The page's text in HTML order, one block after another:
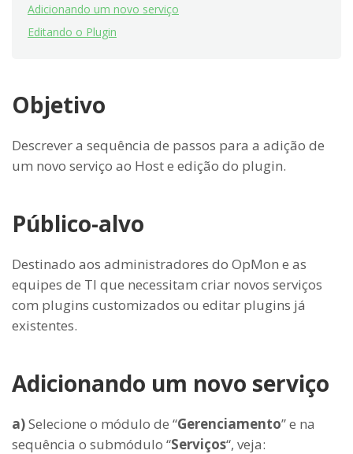
Adicionando um novo serviço
Editando o Plugin
Objetivo
Descrever a sequência de passos para a adição de
um novo serviço ao Host e edição do plugin.
Público-alvo
Destinado aos administradores do OpMon e as
equipes de TI que necessitam criar novos serviços
com plugins customizados ou editar plugins já
existentes.
Adicionando um novo serviço
a)Selecione o módulo de “Gerenciamento” e na
sequência o submódulo “Serviços“, veja: